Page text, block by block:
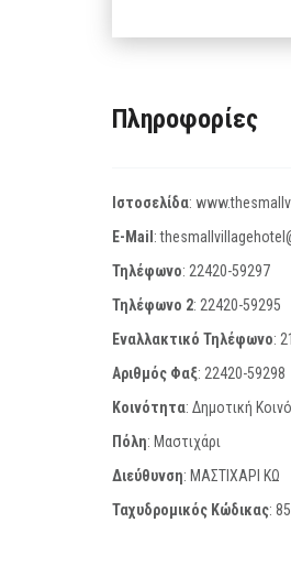
Πληροφορίες
Ιστοσελίδα:
E-Mail :
Τηλέφωνο: 22420-59297
Τηλέφωνο 2: 22420-59295
Εναλλακτικό Τηλέφωνο:
Αριθμός Φαξ: 22420-59298
Κοινότητα: Δημοτική
Πόλη: Μαστιχάρι
Διεύθυνση: ΜΑΣΤΙΧΑΡΙ ΚΩ
Ταχυδρομικός Κώδικας: